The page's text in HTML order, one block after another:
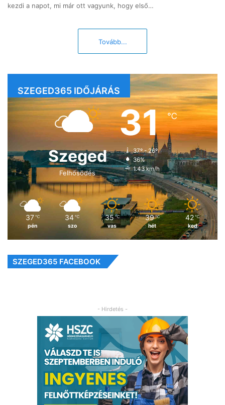
kezdi a napot, mi már ott vagyunk, hogy első…
Tovább...
SZEGED365 IDŐJÁRÁS
Szeged
Felhősödés
31℃
37º - 26º
36%
1.43 km/h
37 ℃
pén
34 ℃
szo
35 ℃
vas
39 ℃
hét
42 ℃
ked
SZEGED365 FACEBOOK
- Hirdetés -